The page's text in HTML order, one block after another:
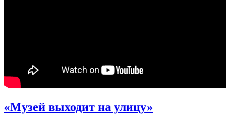
«Музей выходит на улицу»